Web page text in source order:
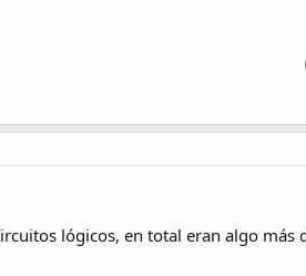
lógicos, en total eran algo más